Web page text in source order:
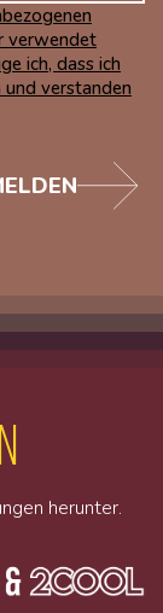
verwendet
ich, dass ich
verstanden
herunter.